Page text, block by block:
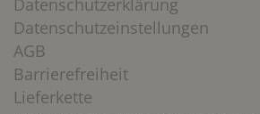
Datenschutzerklärung
Datenschutzeinstellungen
AGB
Barrierefreiheit
Lieferkette